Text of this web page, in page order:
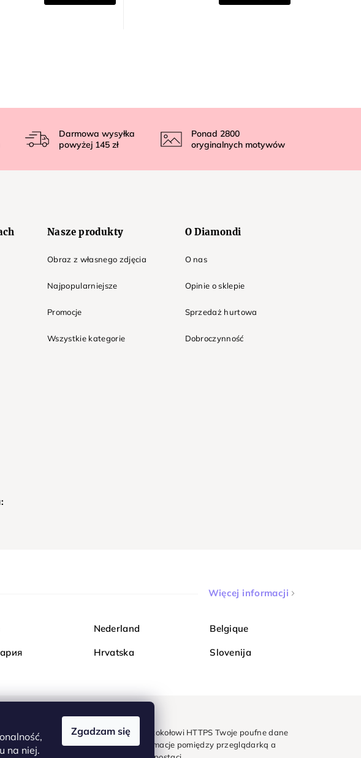
na niej.
Zgadzam się
Darmowa wysyłka
powyżej 145 zł
Ponad 2800
oryginalnych motywów
Nasze produkty
Obraz z własnego zdjęcia
Najpopularniejsze
Promocje
Wszystkie kategorie
O Diamondi
O nas
Opinie o sklepie
Sprzedaż hurtowa
Dobroczynność
Więcej informacji
Nederland Belgique
Hrvatska Slovenija
bezpiecznie w Diamondi. Dzięki protokołowi HTTPS Twoje poufne dane
całkowicie bezpieczne - wszystkie informacje pomiędzy przeglądarką a